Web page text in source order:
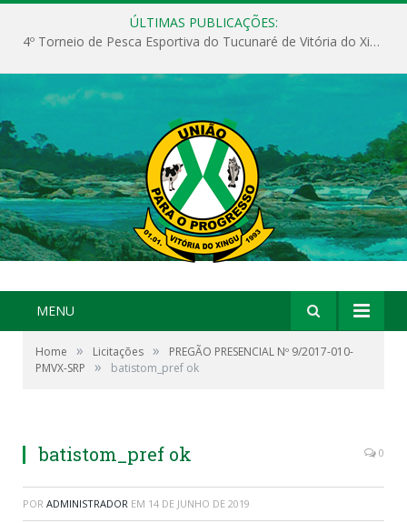
ÚLTIMAS PUBLICAÇÕES:
4º Torneio de Pesca Esportiva do Tucunaré de Vitória do Xingu
MENU
Home » Licitações »
PREGÃO PRESENCIAL Nº 9/2017-010-
PMVX-SRP
» batistom_pref ok
batistom_pref ok 0
POR ADMINISTRADOR EM 14 DE JUNHO DE 2019